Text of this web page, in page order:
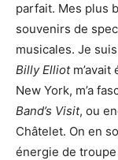
parfait. Mes plus
souvenirs de
musicales. Je
Billy Elliotm’avait
New York, m’a
Band’s Visit, ou
Châtelet. On en
énergie de